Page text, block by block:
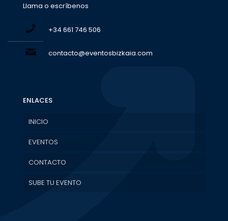
Llama o escríbenos
+34 661 746 506
contacto@eventosbizkaia.com
ENLACES
INICIO
EVENTOS
CONTACTO
SUBE TU EVENTO